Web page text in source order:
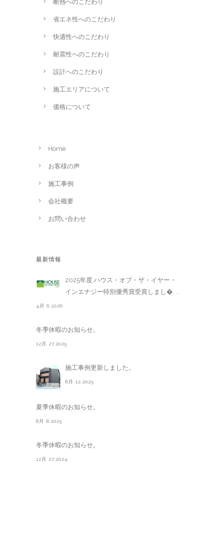
断熱へのこだわり
省エネ性へのこだわり
快適性へのこだわり
耐震性へのこだわり
設計へのこだわり
施工エリアについて
価格について
Home
お客様の声
施工事例
会社概要
お問い合わせ
最新情報
2025年度 ハウス・オブ・ザ・イヤー・
インエナジー特別優秀賞受賞しまし�. . .
4月 6,2026
冬季休暇のお知らせ。
12月 27,2025
施工事例更新しました。
8月 12,2025
夏季休暇のお知らせ。
8月 8,2025
冬季休暇のお知らせ。
12月 27,2024